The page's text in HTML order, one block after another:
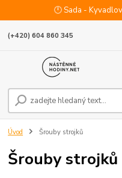
🕛 Sada -
(+420) 604 860 345
Úvod Šrouby strojků
Šrouby strojků